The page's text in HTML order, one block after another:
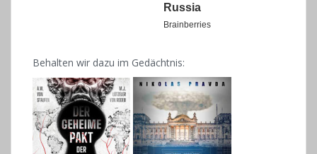
Behalten wir dazu im Gedächtnis: